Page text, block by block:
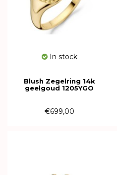
In stock
Blush Zegelring 14k
geelgoud 1205YGO
€699,00